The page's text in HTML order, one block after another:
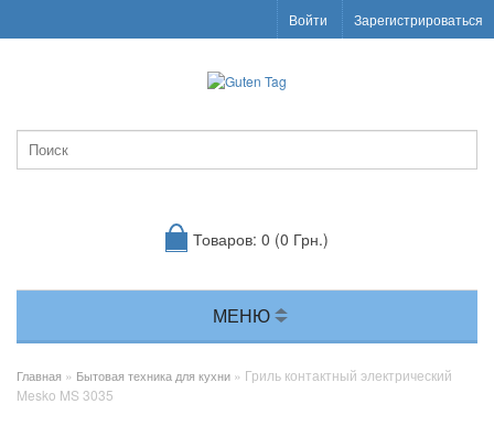
Войти Зарегистрироваться
Товаров: 0 (0 Грн.)
МЕНЮ
Главная » Бытовая техника для кухни » Гриль контактный электрический
Mesko MS 3035